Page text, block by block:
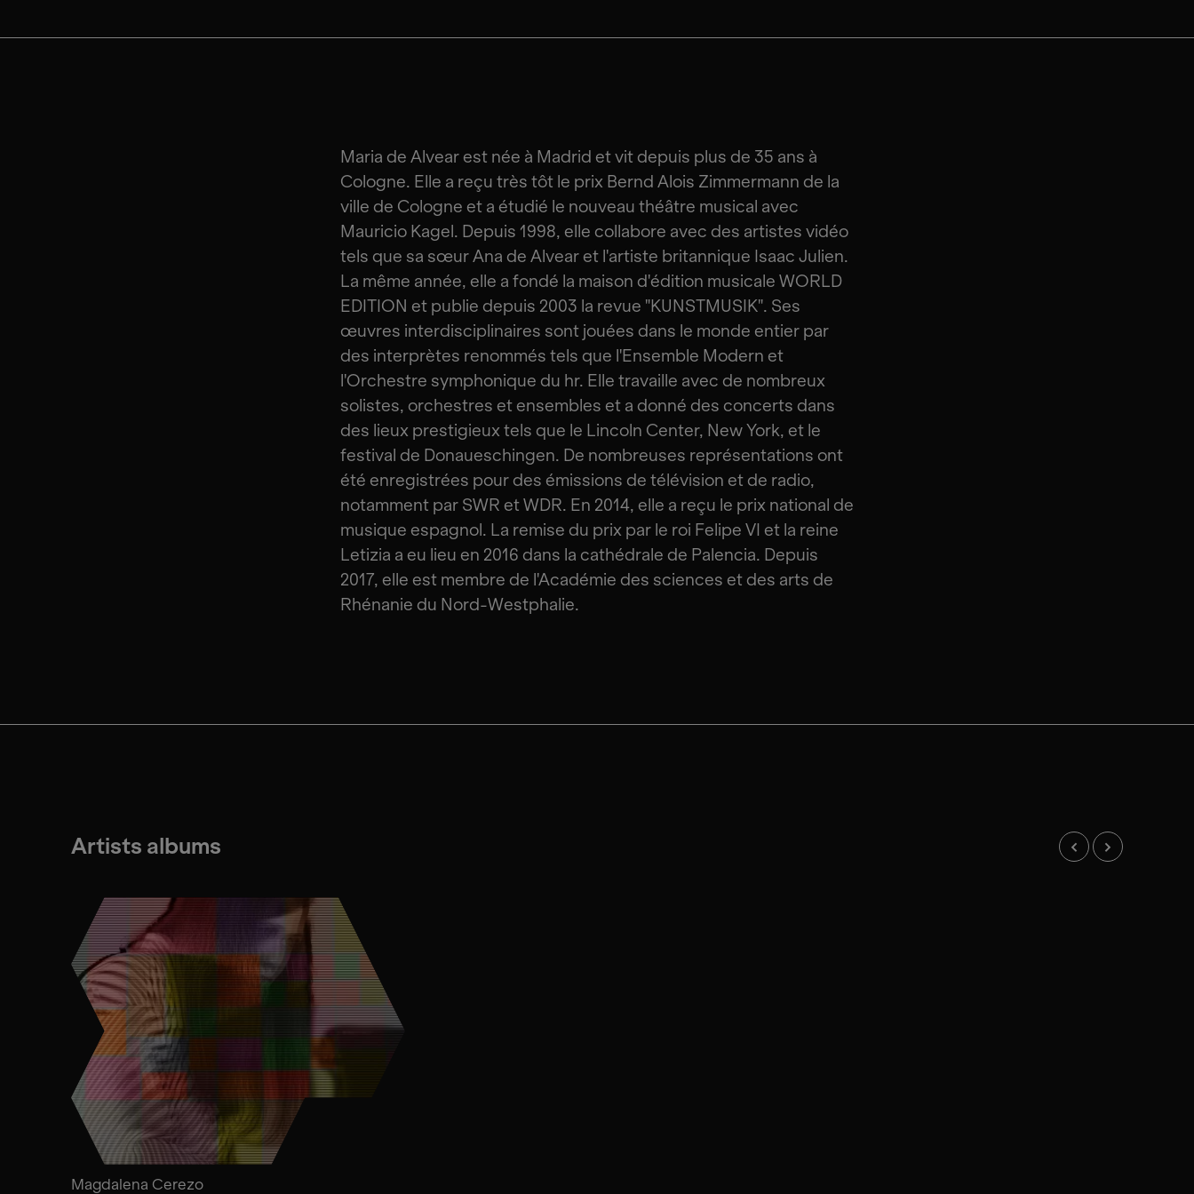
Maria de Alvear est née à Madrid et vit depuis plus de 35 ans à
Cologne. Elle a reçu très tôt le prix Bernd Alois Zimmermann de la
ville de Cologne et a étudié le nouveau théâtre musical avec
Mauricio Kagel. Depuis 1998, elle collabore avec des artistes vidéo
tels que sa sœur Ana de Alvear et l'artiste britannique Isaac Julien.
La même année, elle a fondé la maison d'édition musicale WORLD
EDITION et publie depuis 2003 la revue "KUNSTMUSIK". Ses
œuvres interdisciplinaires sont jouées dans le monde entier par
des interprètes renommés tels que l'Ensemble Modern et
l'Orchestre symphonique du hr. Elle travaille avec de nombreux
solistes, orchestres et ensembles et a donné des concerts dans
des lieux prestigieux tels que le Lincoln Center, New York, et le
festival de Donaueschingen. De nombreuses représentations ont
été enregistrées pour des émissions de télévision et de radio,
notamment par SWR et WDR. En 2014, elle a reçu le prix national de
musique espagnol. La remise du prix par le roi Felipe VI et la reine
Letizia a eu lieu en 2016 dans la cathédrale de Palencia. Depuis
2017, elle est membre de l'Académie des sciences et des arts de
Rhénanie du Nord-Westphalie.
Artists albums
Magdalena Cerezo